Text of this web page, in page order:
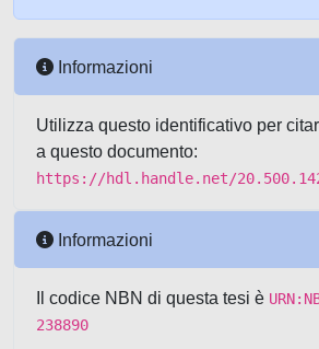
Informazioni
Utilizza questo identificativo per
a questo documento:
https://hdl.handle.net/
Informazioni
Il codice NBN di questa tesi è
238890